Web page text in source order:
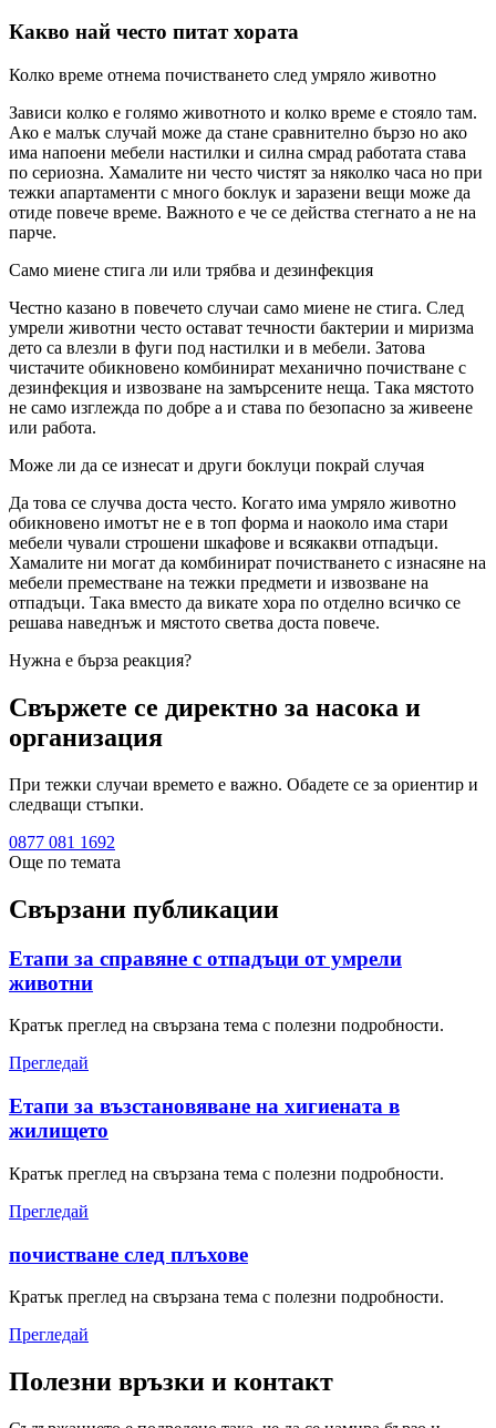
Какво най често питат хората
Колко време отнема почистването след умряло животно
Зависи колко е голямо животното и колко време е стояло там.
Ако е малък случай може да стане сравнително бързо но ако
има напоени мебели настилки и силна смрад работата става
по сериозна. Хамалите ни често чистят за няколко часа но при
тежки апартаменти с много боклук и заразени вещи може да
отиде повече време. Важното е че се действа стегнато а не на
парче.
Само миене стига ли или трябва и дезинфекция
Честно казано в повечето случаи само миене не стига. След
умрели животни често остават течности бактерии и миризма
дето са влезли в фуги под настилки и в мебели. Затова
чистачите обикновено комбинират механично почистване с
дезинфекция и извозване на замърсените неща. Така мястото
не само изглежда по добре а и става по безопасно за живеене
или работа.
Може ли да се изнесат и други боклуци покрай случая
Да това се случва доста често. Когато има умряло животно
обикновено имотът не е в топ форма и наоколо има стари
мебели чували строшени шкафове и всякакви отпадъци.
Хамалите ни могат да комбинират почистването с изнасяне на
мебели преместване на тежки предмети и извозване на
отпадъци. Така вместо да викате хора по отделно всичко се
решава наведнъж и мястото светва доста повече.
Нужна е бърза реакция?
Свържете се директно за насока и
организация
При тежки случаи времето е важно. Обадете се за ориентир и
следващи стъпки.
0877 081 1692
Още по темата
Свързани публикации
Етапи за справяне с отпадъци от умрели
животни
Кратък преглед на свързана тема с полезни подробности.
Прегледай
Етапи за възстановяване на хигиената в
жилището
Кратък преглед на свързана тема с полезни подробности.
Прегледай
почистване след плъхове
Кратък преглед на свързана тема с полезни подробности.
Прегледай
Полезни връзки и контакт